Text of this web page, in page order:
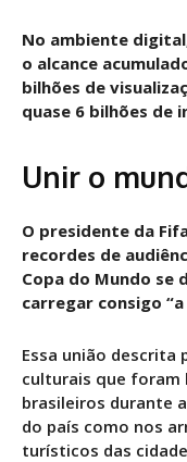
No ambiente
o alcance
bilhões de
quase 6 bilhões de
Unir o
O presidente da
recordes de
Copa do Mundo se
carregar consigo
Essa união
culturais que foram
brasileiros durante
do país como nos
turísticos das